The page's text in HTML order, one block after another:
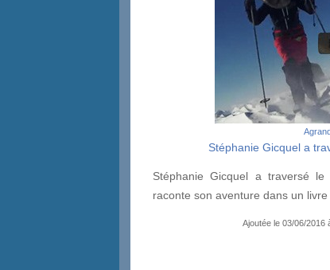
Stéphanie Gicquel a
Stéphanie Gicquel a traversé
raconte son aventure dans un
Ajoutée le 03/06/2016